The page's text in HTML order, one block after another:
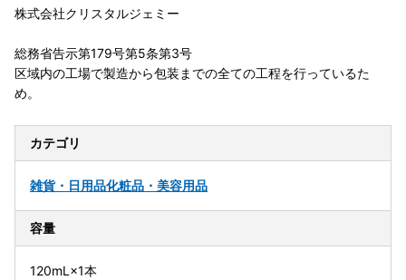
株式会社クリスタルジェミー
総務省告示第179号第5条第3号
区域内の工場で製造から包装までの全ての工程を行っているた
め。
カテゴリ
雑貨・日用品化粧品・美容用品
容量
120mL×1本